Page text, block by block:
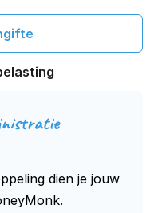
dien je jouw